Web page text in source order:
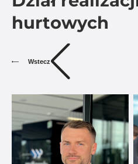
hurtowych
Wstecz